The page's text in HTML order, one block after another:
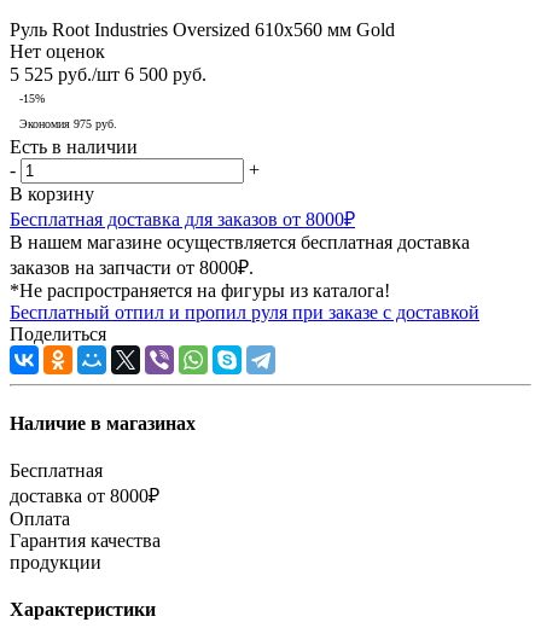
Руль Root Industries Oversized 610x560 мм Gold
Нет оценок
5 525 руб./шт 6 500 руб.
-15%
Экономия 975 руб.
Есть в наличии
-
+
В корзину
Бесплатная доставка для заказов от 8000₽
В нашем магазине осуществляется бесплатная доставка
заказов на запчасти от 8000₽.
*Не распространяется на фигуры из каталога!
Бесплатный отпил и пропил руля при заказе с доставкой
Поделиться
Наличие в магазинах
Бесплатная
доставка от 8000₽
Оплата
Гарантия качества
продукции
Характеристики